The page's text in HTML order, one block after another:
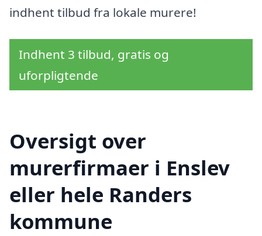
indhent tilbud fra lokale murere!
Indhent 3 tilbud, gratis og
uforpligtende
Oversigt over
murerfirmaer i Enslev
eller hele Randers
kommune